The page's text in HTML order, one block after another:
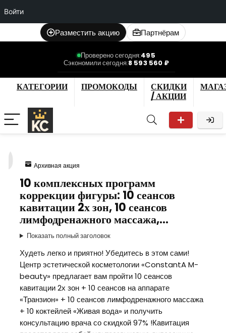
Войти
Разместить акцию Партнёрам
Проверено сегодня:495
Сэкономили сегодня:8 593 560 ₽
КАТЕГОРИИ ПРОМОКОДЫ
СКИДКИ
/ АКЦИИ
Архивная акция
10 комплексных программ
коррекции фигуры: 10 сеансов
кавитации 2х зон, 10 сеансов
лимфодренажного массажа,…
Показать полный заголовок
Худеть легко и приятно! Убедитесь в этом сами!
Центр эстетической косметологии «ConstantA M-
beauty» предлагает вам пройти 10 сеансов
кавитации 2х зон + 10 сеансов на аппарате
«Транзион» + 10 сеансов лимфодренажного массажа
+ 10 коктейлей «Живая вода» и получить
консультацию врача со скидкой 97% !Кавитация